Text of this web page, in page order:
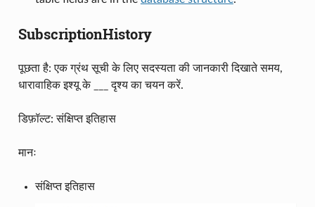
SubscriptionHistory
पूछता है: एक ग्रंथ सूची के लिए सदस्यता की जानकारी दिखाते समय,
धारावाहिक इश्यू के ___ दृश्य का चयन करें.
डिफ़ॉल्ट: संक्षिप्त इतिहास
मानः
संक्षिप्त इतिहास